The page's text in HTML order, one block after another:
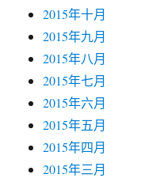
2015年十月
2015年九月
2015年八月
2015年七月
2015年六月
2015年五月
2015年四月
2015年三月